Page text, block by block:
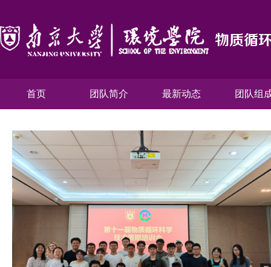
首页 团队简介 最新动态 团队组